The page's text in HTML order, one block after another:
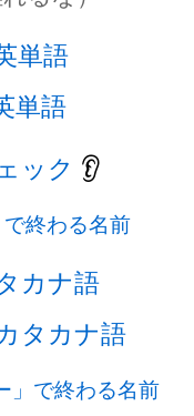
単語
単語
ック 👂
で終わる名前
カナ語
タカナ語
」で終わる名前